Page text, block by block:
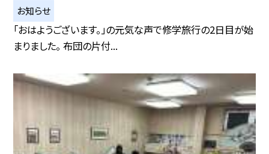
お知らせ
「おはようございます。」の元気な声で修学旅行の2日目が始
まりました。 布団の片付...